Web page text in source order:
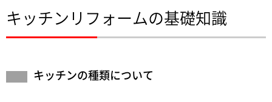
キッチンリフォームの基礎知識
キッチンの種類について